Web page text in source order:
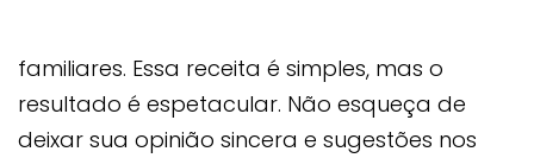
familiares. Essa receita é simples, mas o
resultado é espetacular. Não esqueça de
deixar sua opinião sincera e sugestões nos